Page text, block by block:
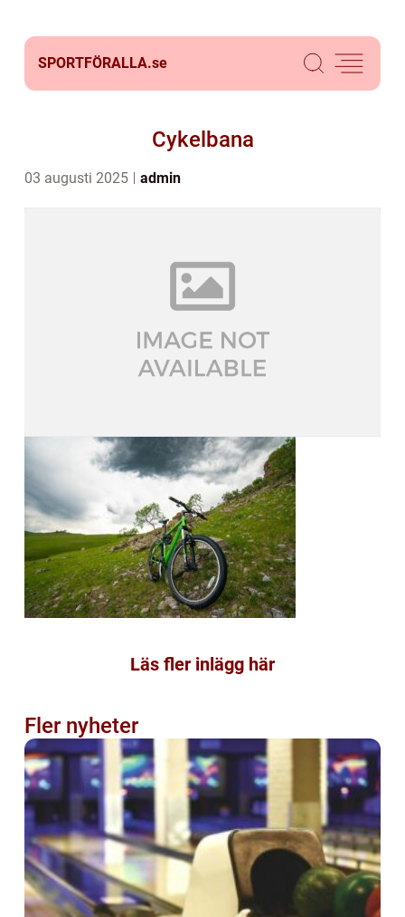
SPORTFÖRALLA.se
Cykelbana
03 augusti 2025 admin
Läs fler inlägg här
Fler nyheter